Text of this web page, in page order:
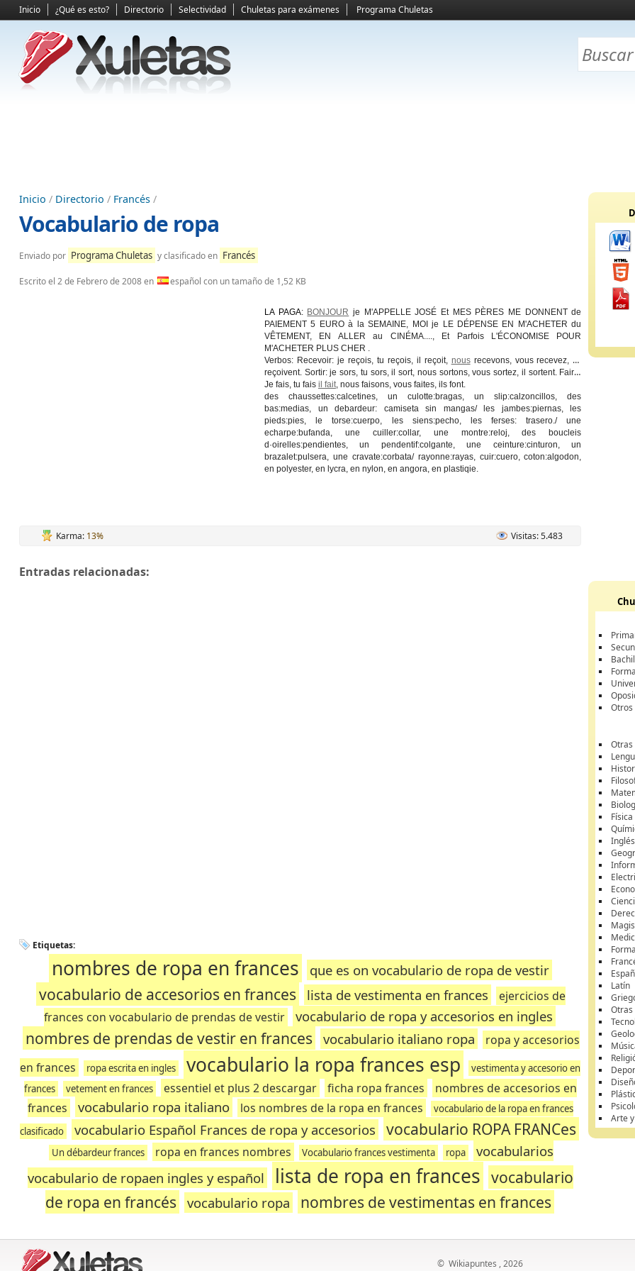
Inicio ¿Qué es esto? Directorio Selectividad Chuletas para exámenes Programa Chuletas
Inicio / Directorio / Francés /
Vocabulario de ropa
Enviado por Programa Chuletas y clasificado en Francés
Escrito el 2 de Febrero de 2008en español con un tamaño de 1,52 KB
LA PAGA: BONJOUR je M'APPELLE JOSÉ Et MES PÈRES ME DONNENT de
PAIEMENT 5 EURO à la SEMAINE, MOI je LE DÉPENSE EN M'ACHETER du
VÊTEMENT, EN ALLER au CINÉMA...., Et Parfois L'ÉCONOMISE POUR
M'ACHETER PLUS CHER .
Verbos: Recevoir: je reçois, tu reçois, il reçoit, nousrecevons, vous recevez, ils
reçoivent. Sortir:je sors, tu sors, il sort, nous sortons, vous sortez, il sortent. Faire :
Je fais, tu fais il fait, nous faisons, vous faites, ils font.
des chaussettes:calcetines, un culotte:bragas, un slip:calzoncillos, des
bas:medias, un debardeur: camiseta sin mangas/ les jambes:piernas, les
pieds:pies, le torse:cuerpo, les siens:pecho, les ferses: trasero./ une
echarpe:bufanda, une cuiller:collar, une montre:reloj, des boucleis
d·oirelles:pendientes, un pendentif:colgante, une ceinture:cinturon, un
brazalet:pulsera, une cravate:corbata/ rayonne:rayas, cuir:cuero, coton:algodon,
en polyester, en lycra, en nylon, en angora, en plastiqie.
Karma: 13% Visitas: 5.483
Entradas relacionadas:
Etiquetas:
nombres de ropa en frances que es on vocabulario de ropa de vestir
vocabulario de accesorios en frances lista de vestimenta en frances
ejercicios de
frances con vocabulario de prendas de vestir
vocabulario de ropa y accesorios en ingles
nombres de prendas de vestir en frances vocabulario italiano ropa
ropa y accesorios
en frances
ropa escrita en ingles vocabulario la ropa frances esp
vestimenta y accesorio en
frances
vetement en frances essentiel et plus 2 descargar ficha ropa frances
nombres de accesorios en
frances
vocabulario ropa italiano los nombres de la ropa en frances
vocabulario de la ropa en frances
clasificado
vocabulario Español Frances de ropa y accesorios vocabulario ROPA FRANCes
Un débardeur frances ropa en frances nombres Vocabulario frances vestimenta ropa
vocabularios
vocabulario de ropaen ingles y español
lista de ropa en frances vocabulario
de ropa en francés
vocabulario ropa nombres de vestimentas en frances
Otros
Física
Inglés
Latín
Arte
© Wikiapuntes , 2026